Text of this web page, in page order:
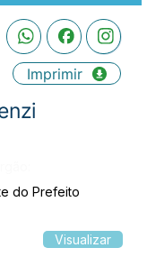
Imprimir
do Prefeito
Visualizar